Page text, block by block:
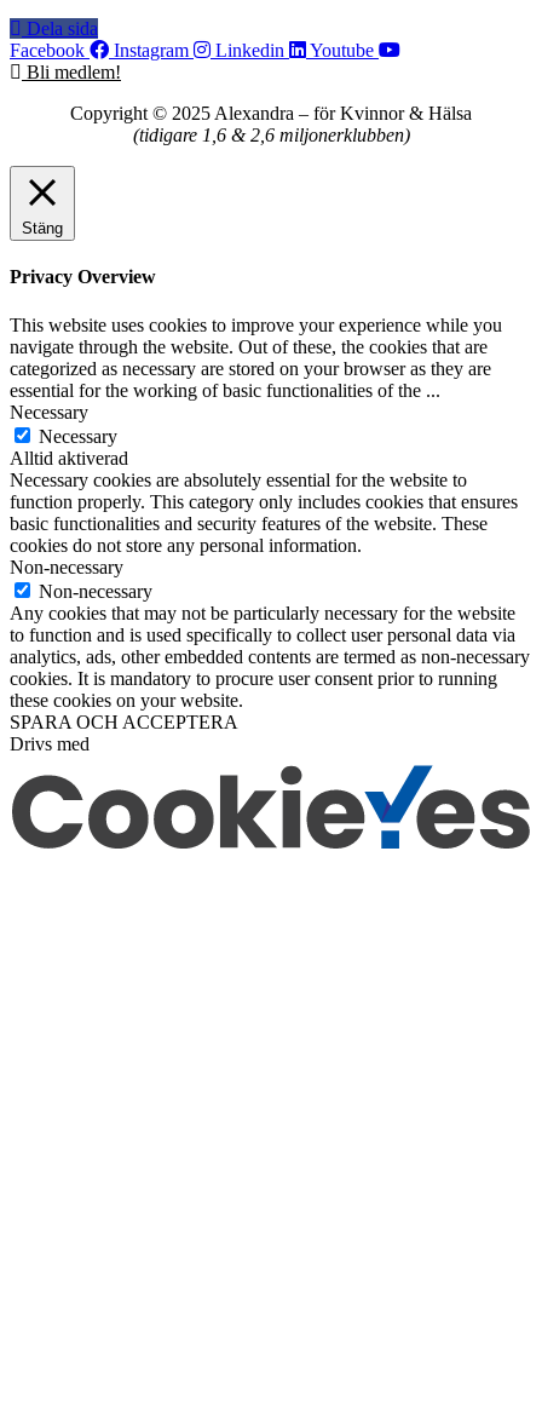
Dela sida
Facebook
Instagram Linkedin
Youtube
Bli medlem!
Copyright © 2025 Alexandra – för Kvinnor & Hälsa
(tidigare 1,6 & 2,6 miljonerklubben)
Stäng
Privacy Overview
This website uses cookies to improve your experience while you
navigate through the website. Out of these, the cookies that are
categorized as necessary are stored on your browser as they are
essential for the working of basic functionalities of the ...
Necessary
Necessary
Alltid aktiverad
Necessary cookies are absolutely essential for the website to
function properly. This category only includes cookies that ensures
basic functionalities and security features of the website. These
cookies do not store any personal information.
Non-necessary
Non-necessary
Any cookies that may not be particularly necessary for the website
to function and is used specifically to collect user personal data via
analytics, ads, other embedded contents are termed as non-necessary
cookies. It is mandatory to procure user consent prior to running
these cookies on your website.
SPARA OCH ACCEPTERA
Drivs med